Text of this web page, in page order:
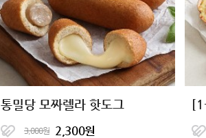
통밀당 모짜렐라 핫도그
3,000원 2,300원